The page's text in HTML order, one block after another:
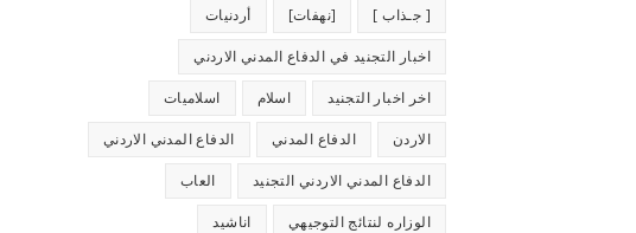
[ جـذاب ] [نهفات] أردنيات
اخبار التجنيد في الدفاع المدني الاردني
اخر اخبار التجنيد اسلام اسلاميات
الاردن الدفاع المدني الدفاع المدني الاردني
الدفاع المدني الاردني التجنيد العاب
الوزاره لنتائج التوجيهي اناشيد